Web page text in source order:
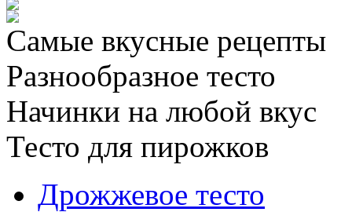
Самые вкусные рецепты
Разнообразное тесто
Начинки на любой вкус
Тесто для пирожков
Дрожжевое тесто